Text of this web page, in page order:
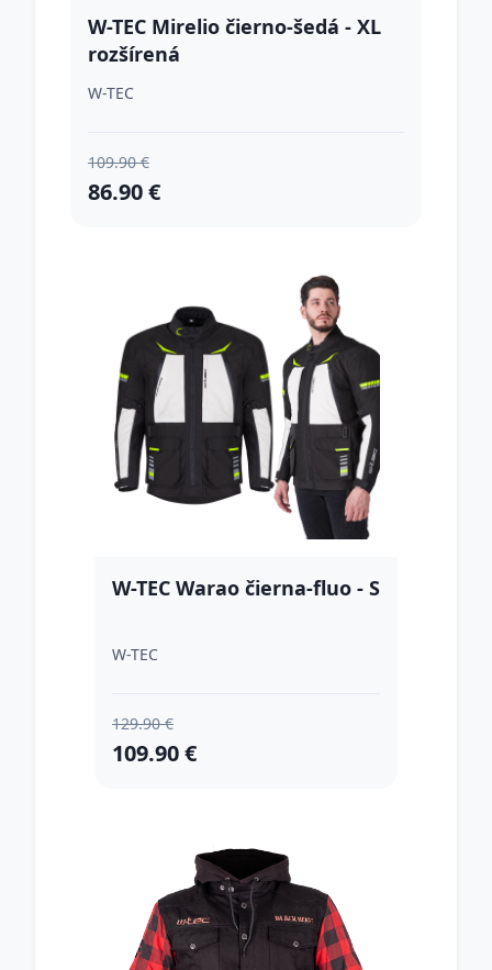
W-TEC Mirelio čierno-šedá - XL
rozšírená
W-TEC
109.90 €
86.90 €
W-TEC Warao čierna-fluo - S
W-TEC
129.90 €
109.90 €